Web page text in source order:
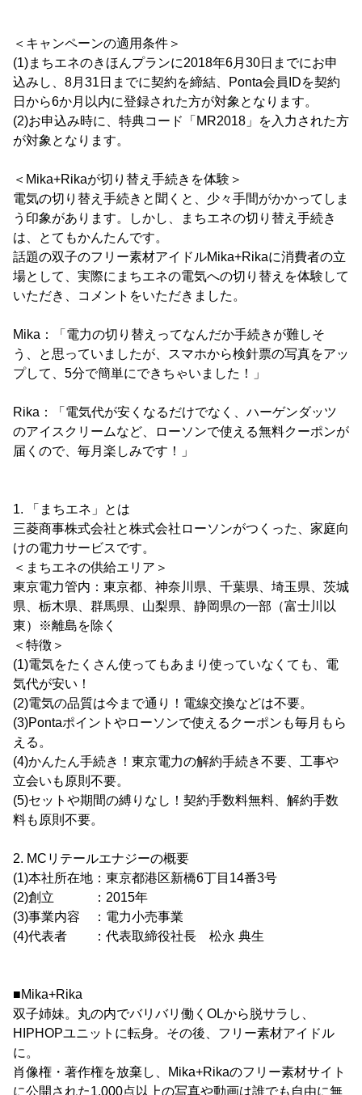
＜キャンペーンの適用条件＞
(1)まちエネのきほんプランに2018年6月30日までにお申
込みし、8月31日までに契約を締結、Ponta会員IDを契約
日から6か月以内に登録された方が対象となります。
(2)お申込み時に、特典コード「MR2018」を入力された方
が対象となります。
＜Mika+Rikaが切り替え手続きを体験＞
電気の切り替え手続きと聞くと、少々手間がかかってしま
う印象があります。しかし、まちエネの切り替え手続き
は、とてもかんたんです。
話題の双子のフリー素材アイドルMika+Rikaに消費者の立
場として、実際にまちエネの電気への切り替えを体験して
いただき、コメントをいただきました。
Mika：「電力の切り替えってなんだか手続きが難しそ
う、と思っていましたが、スマホから検針票の写真をアッ
プして、5分で簡単にできちゃいました！」
Rika：「電気代が安くなるだけでなく、ハーゲンダッツ
のアイスクリームなど、ローソンで使える無料クーポンが
届くので、毎月楽しみです！」
1. 「まちエネ」とは
三菱商事株式会社と株式会社ローソンがつくった、家庭向
けの電力サービスです。
＜まちエネの供給エリア＞
東京電力管内：東京都、神奈川県、千葉県、埼玉県、茨城
県、栃木県、群馬県、山梨県、静岡県の一部（富士川以
東）※離島を除く
＜特徴＞
(1)電気をたくさん使ってもあまり使っていなくても、電
気代が安い！
(2)電気の品質は今まで通り！電線交換などは不要。
(3)Pontaポイントやローソンで使えるクーポンも毎月もら
える。
(4)かんたん手続き！東京電力の解約手続き不要、工事や
立会いも原則不要。
(5)セットや期間の縛りなし！契約手数料無料、解約手数
料も原則不要。
2. MCリテールエナジーの概要
(1)本社所在地：東京都港区新橋6丁目14番3号
(2)創立 ：2015年
(3)事業内容 ：電力小売事業
(4)代表者 ：代表取締役社長 松永 典生
■Mika+Rika
双子姉妹。丸の内でバリバリ働くOLから脱サラし、
HIPHOPユニットに転身。その後、フリー素材アイドル
に。
肖像権・著作権を放棄し、Mika+Rikaのフリー素材サイト
に公開された1,000点以上の写真や動画は誰でも自由に無